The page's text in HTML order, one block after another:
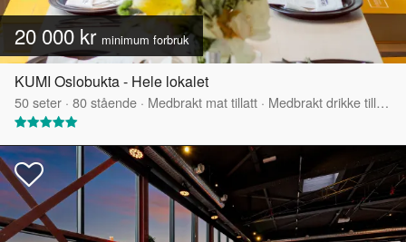
20 000 kr minimum forbruk
KUMI Oslobukta - Hele lokalet
50seter · 80stående · Medbrakt mat tillatt · Medbrakt drikke tillatt